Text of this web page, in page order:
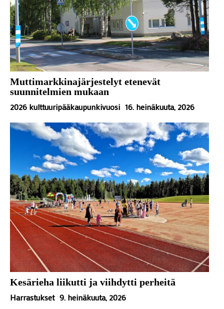
Muttimarkkinajärjestelyt etenevät
suunnitelmien mukaan
2026 kulttuuripääkaupunkivuosi 16. heinäkuuta, 2026
Kesärieha liikutti ja viihdytti perheitä
Harrastukset 9. heinäkuuta, 2026